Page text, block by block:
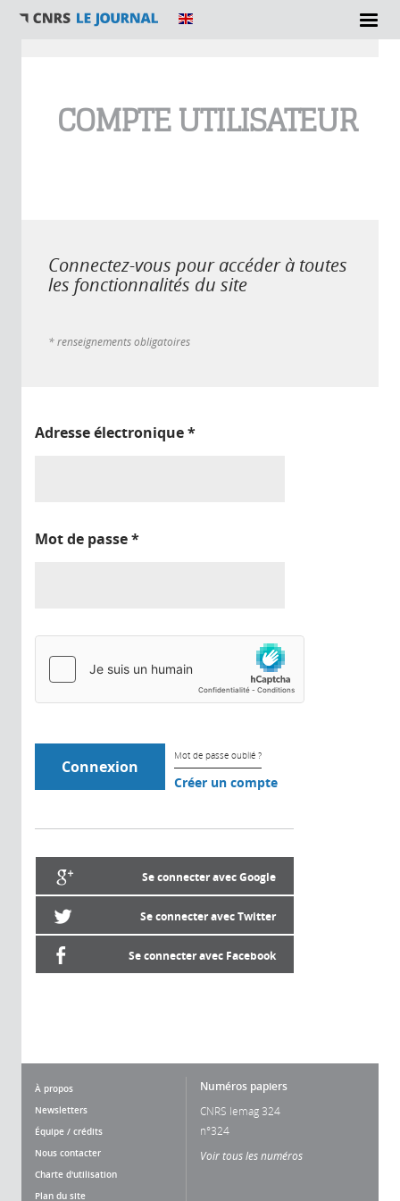
COMPTE UTILISATEUR
Connectez-vous pour accéder à toutes
les fonctionnalités du site
* renseignements obligatoires
Adresse électronique*
Mot de passe*
Mot de passe oublié ?
Créer un compte
Se connecter avec Google
Se connecter avec Twitter
Se connecter avec Facebook
À propos
Newsletters
Équipe / crédits
Nous contacter
Charte d'utilisation
Plan du site
Numéros papiers
CNRS lemag 324
n°324
Voir tous les numéros